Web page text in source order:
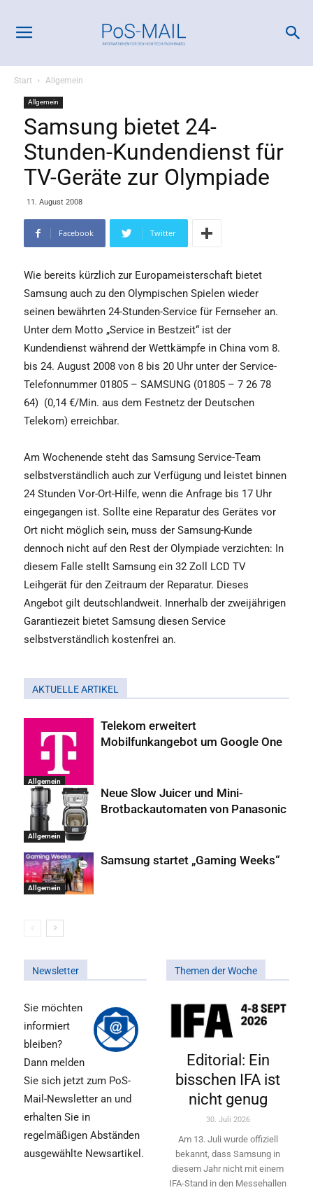
Start Allgemein
Allgemein
Samsung bietet 24-
Stunden-Kundendienst für
TV-Geräte zur Olympiade
11. August 2008
Facebook Twitter
Wie bereits kürzlich zur Europameisterschaft bietet
Samsung auch zu den Olympischen Spielen wieder
seinen bewährten 24-Stunden-Service für Fernseher an.
Unter dem Motto „Service in Bestzeit“ ist der
Kundendienst während der Wettkämpfe in China vom 8.
bis 24. August 2008 von 8 bis 20 Uhr unter der Service-
Telefonnummer 01805 – SAMSUNG (01805 – 7 26 78
64) (0,14 €/Min. aus dem Festnetz der Deutschen
Telekom) erreichbar.
Am Wochenende steht das Samsung Service-Team
selbstverständlich auch zur Verfügung und leistet binnen
24 Stunden Vor-Ort-Hilfe, wenn die Anfrage bis 17 Uhr
eingegangen ist. Sollte eine Reparatur des Gerätes vor
Ort nicht möglich sein, muss der Samsung-Kunde
dennoch nicht auf den Rest der Olympiade verzichten: In
diesem Falle stellt Samsung ein 32 Zoll LCD TV
Leihgerät für den Zeitraum der Reparatur. Dieses
Angebot gilt deutschlandweit. Innerhalb der zweijährigen
Garantiezeit bietet Samsung diesen Service
selbstverständlich kostenfrei an.
AKTUELLE ARTIKEL
Allgemein
Telekom erweitert
Mobilfunkangebot um Google One
Allgemein
Neue Slow Juicer und Mini-
Brotbackautomaten von Panasonic
Allgemein
Samsung startet „Gaming Weeks“
Newsletter
Sie möchten
informiert
bleiben?
Dann melden
Sie sich jetzt zum PoS-
Mail-Newsletter an und
erhalten Sie in
regelmäßigen Abständen
ausgewählte Newsartikel.
Themen der Woche
Editorial: Ein
bisschen IFA ist
nicht genug
30. Juli 2026
Am 13. Juli wurde offiziell
bekannt, dass Samsung in
diesem Jahr nicht mit einem
IFA-Stand in den Messehallen